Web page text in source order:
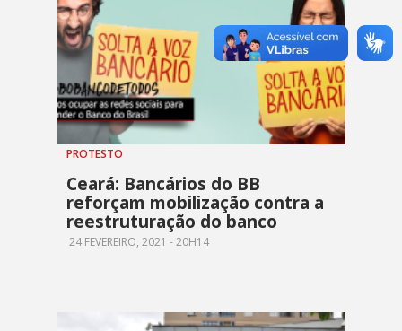
PROTESTO
Ceará: Bancários do BB
reforçam mobilização contra a
reestruturação do banco
24 FEVEREIRO, 2021 - 20H14